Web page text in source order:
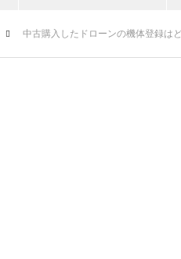
中古購入したドローンの機体登録は